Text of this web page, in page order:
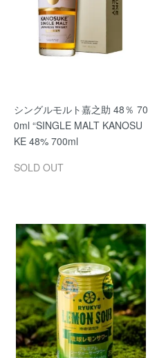
シングルモルト嘉之助 48％ 70
0ml “SINGLE MALT KANOSU
KE 48% 700ml
SOLD OUT